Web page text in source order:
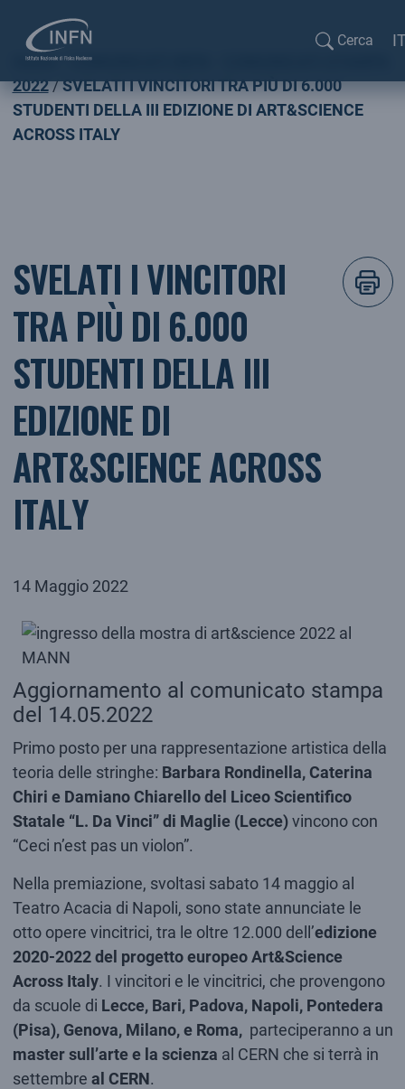
Cerca
Home
COMUNICATI INFN
2022
SVELATI I VINCITORI TRA PIÙ DI 6.000
STUDENTI DELLA III EDIZIONE DI ART&SCIENCE
ACROSS ITALY
SVELATI I VINCITORI
TRA PIÙ DI 6.000
STUDENTI DELLA III
EDIZIONE DI
ART&SCIENCE ACROSS
ITALY
14 Maggio 2022
Aggiornamento al comunicato stampa
del 14.05.2022
Primo posto per una rappresentazione artistica della
teoria delle stringhe: Barbara Rondinella, Caterina
Chiri e Damiano Chiarellodel Liceo Scientifico
Statale “L. Da Vinci” di Maglie (Lecce)vincono con
“Ceci n’est pas un violon”.
Nella premiazione, svoltasi sabato 14 maggio al
Teatro Acacia di Napoli, sono state annunciate le
otto opere vincitrici, tra le oltre 12.000 dell’edizione
2020-2022 del progetto europeo Art&Science
Across Italy. I vincitori e le vincitrici, che provengono
da scuole di Lecce, Bari, Padova, Napoli, Pontedera
(Pisa), Genova, Milano, e Roma, parteciperanno a un
master sull’arte e la scienza al CERN che si terrà in
settembre al CERN.